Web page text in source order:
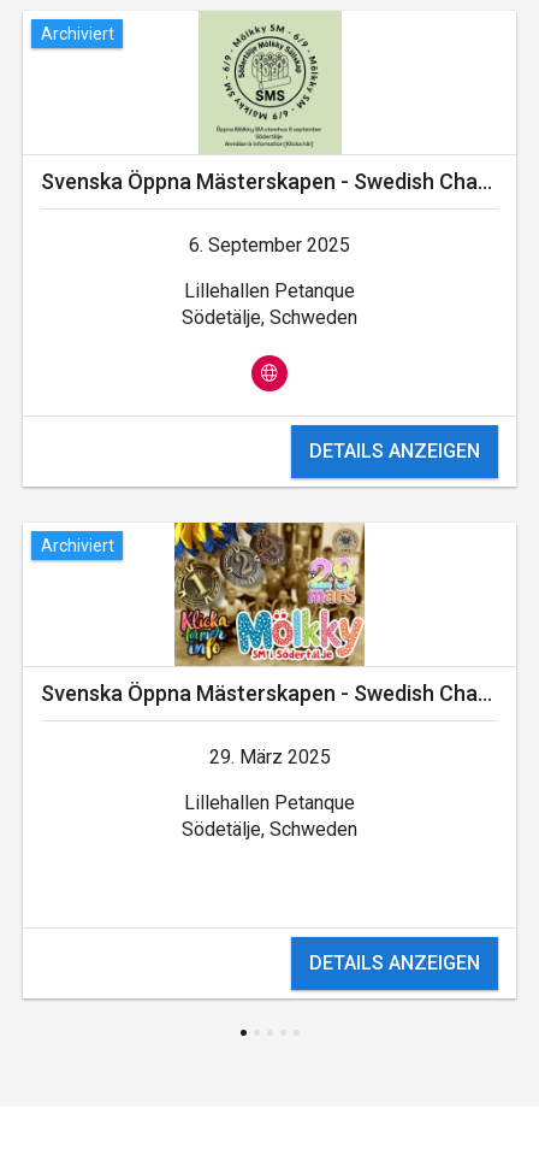
Archiviert
Svenska Öppna Mästerskapen - Swedish Championship Outdoor
6. September 2025
Lillehallen Petanque
Södetälje, Schweden
DETAILS ANZEIGEN
Archiviert
Svenska Öppna Mästerskapen - Swedish Championship Indoor
29. März 2025
Lillehallen Petanque
Södetälje, Schweden
DETAILS ANZEIGEN